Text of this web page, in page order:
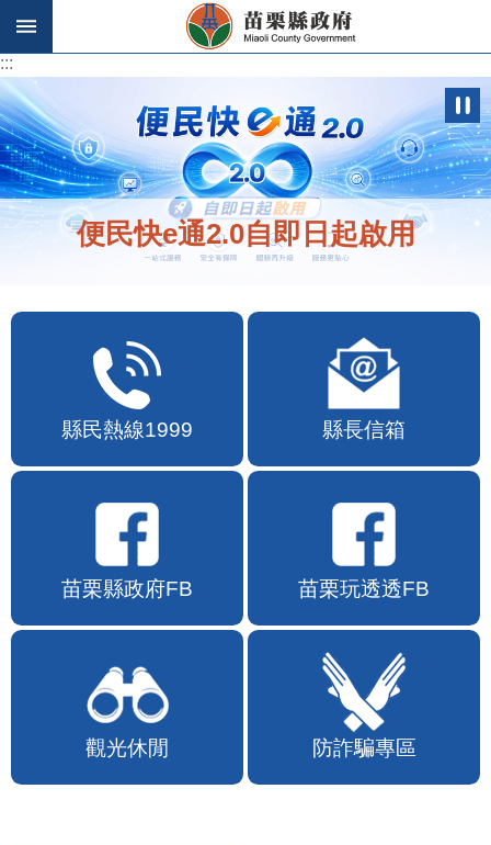
跳到主要內容區塊
:::
:::
便民快e通2.0自即日起啟用
縣民熱線1999 縣長信箱
苗栗縣政府FB 苗栗玩透透FB
觀光休閒 防詐騙專區